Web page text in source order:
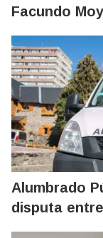
Facundo
Alumbrado
disputa